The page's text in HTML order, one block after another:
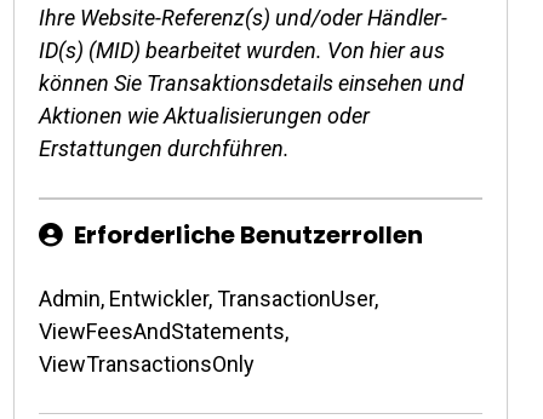
Ihre Website-Referenz(s) und/oder Händler-
ID(s) (MID) bearbeitet wurden. Von hier aus
können Sie Transaktionsdetails einsehen und
Aktionen wie Aktualisierungen oder
Erstattungen durchführen.
Erforderliche Benutzerrollen
Admin, Entwickler, TransactionUser,
ViewFeesAndStatements,
ViewTransactionsOnly